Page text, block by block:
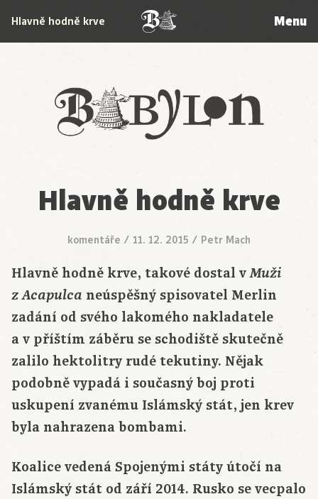
Babylon
Hlavně hodně krve Menu
Hlavně hodně krve
komentáře / 11. 12. 2015 / Petr Mach
Hlavně hodně krve, takové dostal vMuži
z Acapulca neúspěšný spisovatel Merlin
zadání od svého lakomého nakladatele
a v příštím záběru se schodiště skutečně
zalilo hektolitry rudé tekutiny. Nějak
podobně vypadá i současný boj proti
uskupení zvanému Islámský stát, jen krev
byla nahrazena bombami.
Koalice vedená Spojenými státy útočí na
Islámský stát od září 2014. Rusko se vecpalo